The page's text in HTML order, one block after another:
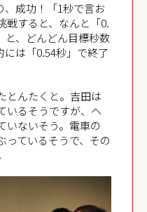
、成功！「1秒で言お
戦すると、なんと「0.
と、どんどん目標秒数
には「0.54秒」で終了
とんたくと。吉田は
いるそうですが、ヘ
いないそう。電車の
っているそうで、その